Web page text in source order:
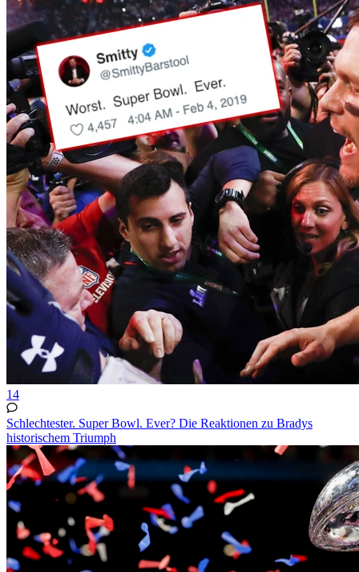
14
Schlechtester. Super Bowl. Ever? Die Reaktionen zu Bradys
historischem Triumph